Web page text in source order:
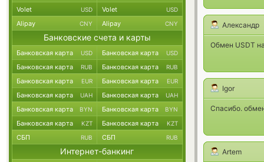
Александр
Обмен USDT
Igor
Спасибо.
Artem
Volet USD Volet USD
Alipay CNY Alipay CNY
Банковские счета и карты
Банковская карта USD Банковская карта USD
Банковская карта RUB Банковская карта RUB
Банковская карта EUR Банковская карта EUR
Банковская карта UAH Банковская карта UAH
Банковская карта BYN Банковская карта BYN
Банковская карта KZT Банковская карта KZT
СБП RUB СБП RUB
Интернет-банкинг